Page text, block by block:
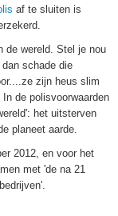
af te sluiten is
de wereld. Stel je nou
schade die
zijn heus slim
de polisvoorwaarden
het uitsterven
planeet aarde.
2012, en voor het
met 'de na 21